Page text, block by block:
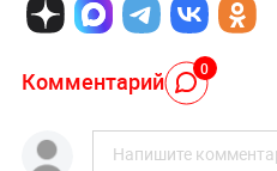
Комментарий 0